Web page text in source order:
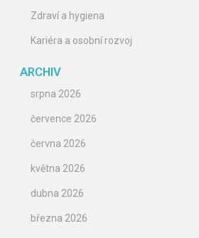
Zdraví a hygiena
Kariéra a osobní rozvoj
ARCHIV
srpna 2026
července 2026
června 2026
května 2026
dubna 2026
března 2026